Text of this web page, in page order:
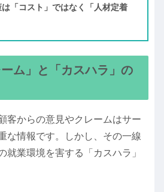
「コスト」ではなく「人材定着
ーム」と「カスハラ」の
客からの意見やクレームはサー
な情報です。しかし、その一線
就業環境を害する「カスハラ」